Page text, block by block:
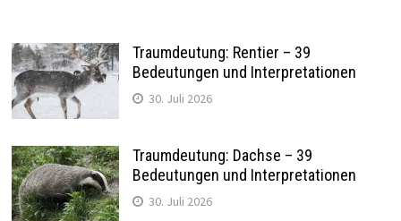
Traumdeutung: Rentier – 39
Bedeutungen und Interpretationen
30. Juli 2026
Traumdeutung: Dachse – 39
Bedeutungen und Interpretationen
30. Juli 2026